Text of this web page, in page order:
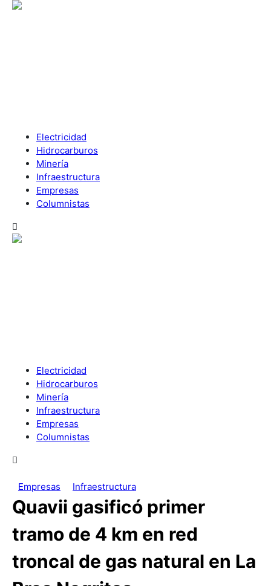
Electricidad
Hidrocarburos
Minería
Infraestructura
Empresas
Columnistas
Electricidad
Hidrocarburos
Minería
Infraestructura
Empresas
Columnistas
Empresas Infraestructura
Quavii gasificó primer
tramo de 4 km en red
troncal de gas natural en La